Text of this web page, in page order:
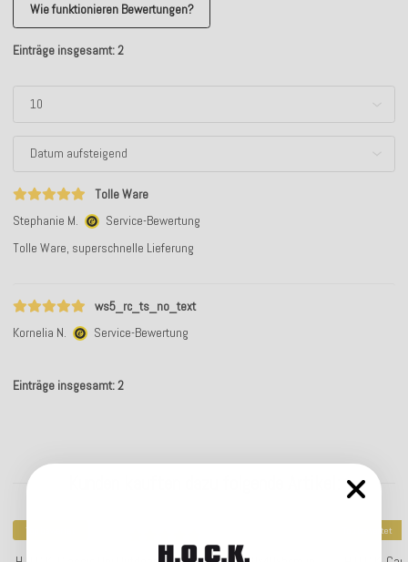
Wie funktionieren Bewertungen?
Einträge insgesamt: 2
Tolle Ware
Stephanie M.
Service-Bewertung
Tolle Ware, superschnelle Lieferung
ws5_rc_ts_no_text
Kornelia N.
Service-Bewertung
Einträge insgesamt: 2
Top bewertet Top bewertet